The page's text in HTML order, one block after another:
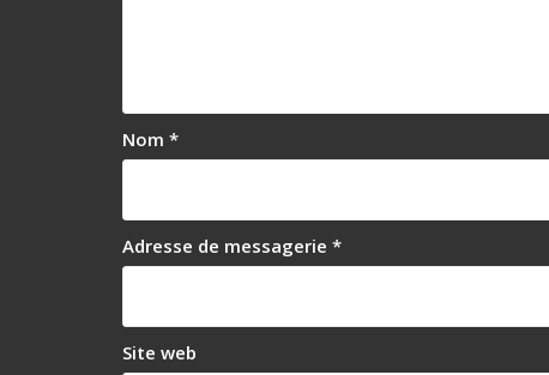
e
l
a
r
i
Nom *
Adresse de messagerie *
Site web